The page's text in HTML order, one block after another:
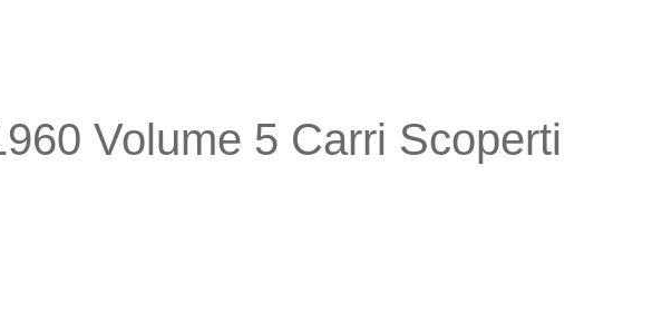
Volume 5 Carri Scoperti